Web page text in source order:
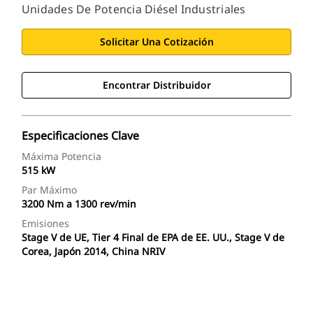
Unidades De Potencia Diésel Industriales
Solicitar Una Cotización
Encontrar Distribuidor
Especificaciones Clave
Máxima Potencia
515 kW
Par Máximo
3200 Nm a 1300 rev/min
Emisiones
Stage V de UE, Tier 4 Final de EPA de EE. UU., Stage V de
Corea, Japón 2014, China NRIV